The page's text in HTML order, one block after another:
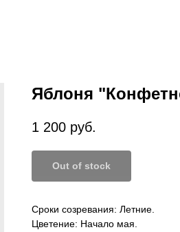
Яблоня
1 200 руб.
Out of stock
Сроки созревания: Летние.
Цветение: Начало мая.